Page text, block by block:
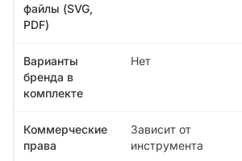
файлы (SVG,
PDF)
Варианты
бренда в
комплекте
Нет
Коммерческие
права
Зависит от
инструмента